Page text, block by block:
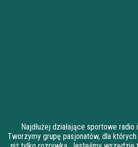
Najdłużej działające sportowe radio
Tworzymy grupę pasjonatów, dla